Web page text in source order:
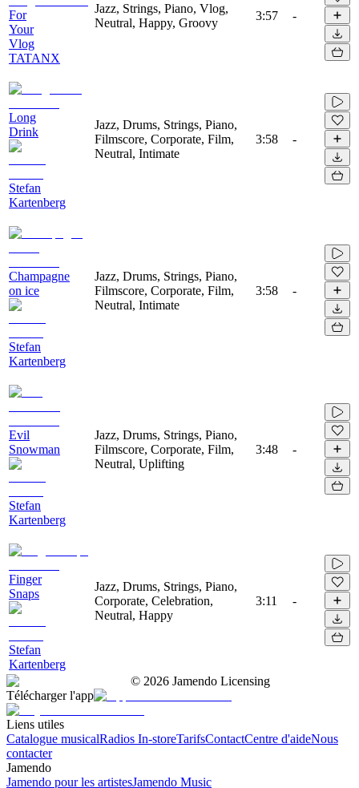
For
Your
Vlog
TATANX
Jazz, Strings, Piano, Vlog,
Neutral, Happy, Groovy
3:57 -
Long
Drink
Stefan
Kartenberg
Jazz, Drums, Strings, Piano,
Filmscore, Corporate, Film,
Neutral, Intimate
3:58 -
Champagne
on ice
Stefan
Kartenberg
Jazz, Drums, Strings, Piano,
Filmscore, Corporate, Film,
Neutral, Intimate
3:58 -
Evil
Snowman
Stefan
Kartenberg
Jazz, Drums, Strings, Piano,
Filmscore, Corporate, Film,
Neutral, Uplifting
3:48 -
Finger
Snaps
Stefan
Kartenberg
Jazz, Drums, Strings, Piano,
Corporate, Celebration,
Neutral, Happy
3:11 -
© 2026 Jamendo Licensing
Télécharger l'app
Liens utiles
Catalogue musicalRadios In-storeTarifsContactCentre d'aideNous
contacter
Jamendo
Jamendo pour les artistesJamendo Music